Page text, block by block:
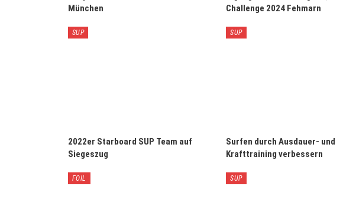
München
Challenge 2024 Fehmarn
SUP
2022er Starboard SUP Team auf
Siegeszug
SUP
Surfen durch Ausdauer- und
Krafttraining verbessern
FOIL SUP